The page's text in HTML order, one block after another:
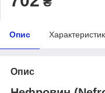
Опис
Опис